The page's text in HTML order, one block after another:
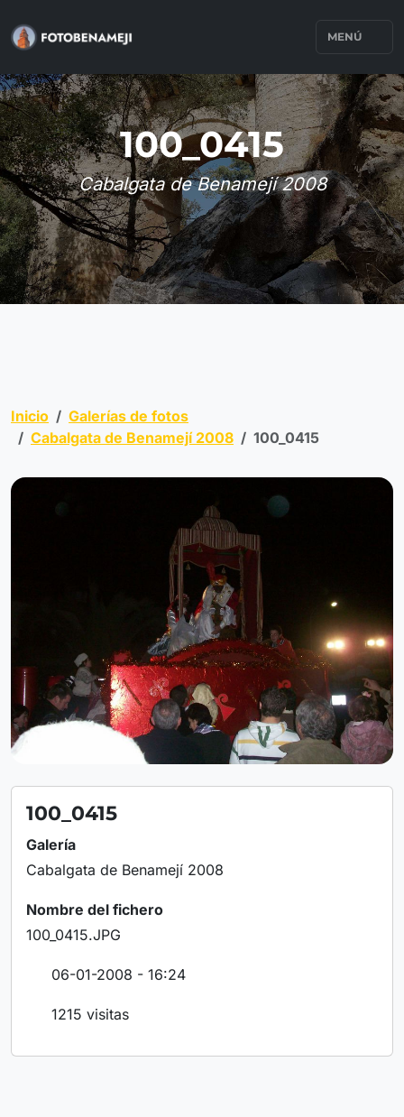
MENÚ
100_0415
Cabalgata de Benamejí 2008
Inicio
Galerías de fotos
Cabalgata de Benamejí 2008
100_0415
100_0415
Galería
Cabalgata de Benamejí 2008
Nombre del fichero
100_0415.JPG
06-01-2008 - 16:24
1215 visitas